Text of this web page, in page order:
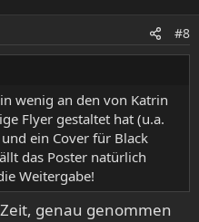
人会参加。有 24 篇讨论帖。
#8
wenig an den von Katrin
Flyer gestaltet hat (u.a.
ein Cover für Black
das Poster natürlich
Weitergabe!
genau genommen